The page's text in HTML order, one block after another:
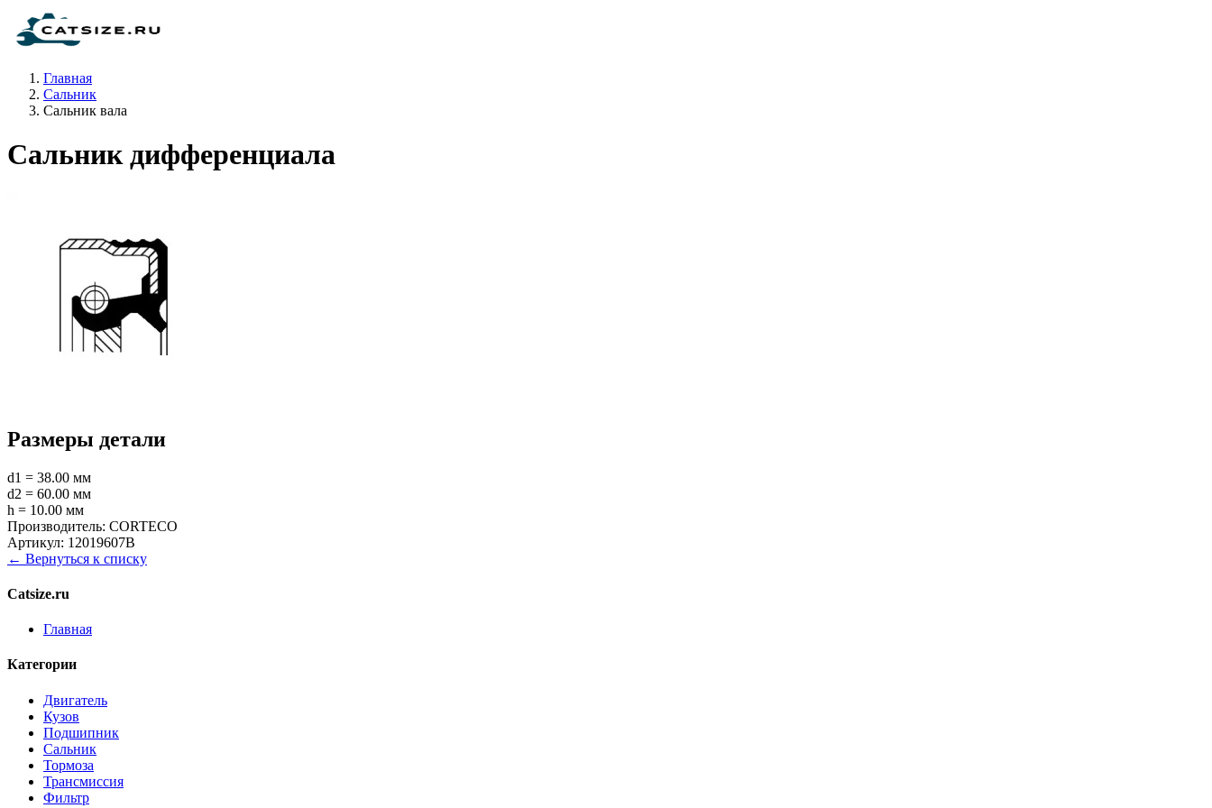
Главная
Сальник
Сальник вала
Сальник дифференциала
Размеры детали
d1 = 38.00 мм
d2 = 60.00 мм
h = 10.00 мм
Производитель: CORTECO
Артикул: 12019607B
← Вернуться к списку
Catsize.ru
Главная
Категории
Двигатель
Кузов
Подшипник
Сальник
Тормоза
Трансмиссия
Фильтр